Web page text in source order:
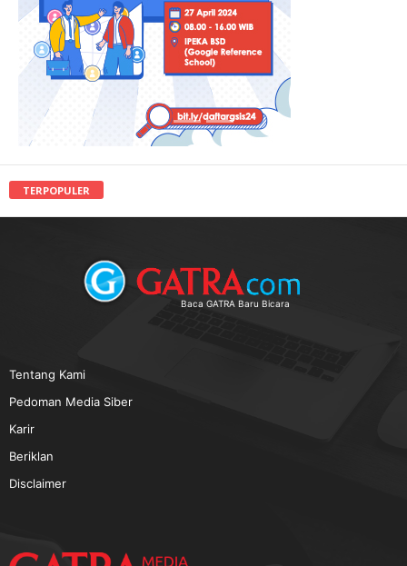
TERPOPULER
Baca GATRA Baru Bicara
Tentang Kami
Pedoman Media Siber
Karir
Beriklan
Disclaimer